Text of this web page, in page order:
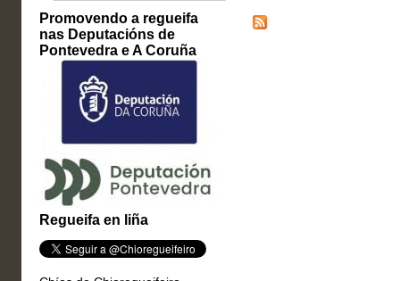
Promovendo a regueifa
nas Deputacións de
Pontevedra e A Coruña
Regueifa en liña